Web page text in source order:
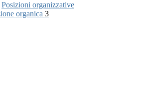
Posizioni organizzative
organica 3